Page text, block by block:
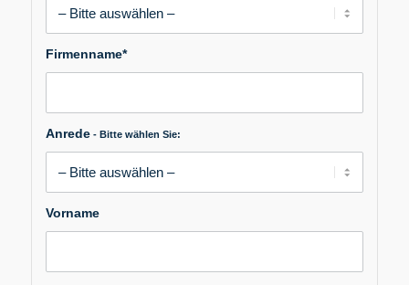
dieses
Feld
leer.
Firmenname*
Anrede- Bitte wählen Sie:
Vorname